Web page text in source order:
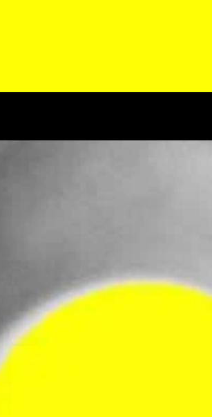
| Veröffentlicht inWalking Football
2025 um 20:41: Offener Brief an das
Sehr geehrte Frau…